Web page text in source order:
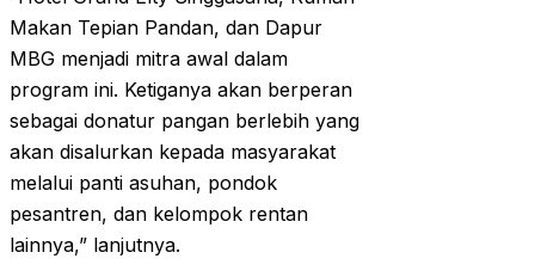
Makan Tepian Pandan, dan Dapur
MBG menjadi mitra awal dalam
program ini. Ketiganya akan berperan
sebagai donatur pangan berlebih yang
akan disalurkan kepada masyarakat
melalui panti asuhan, pondok
pesantren, dan kelompok rentan
lainnya,” lanjutnya.